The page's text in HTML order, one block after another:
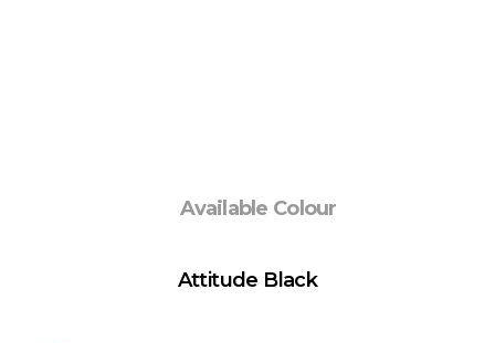
Available Colour
Attitude Black